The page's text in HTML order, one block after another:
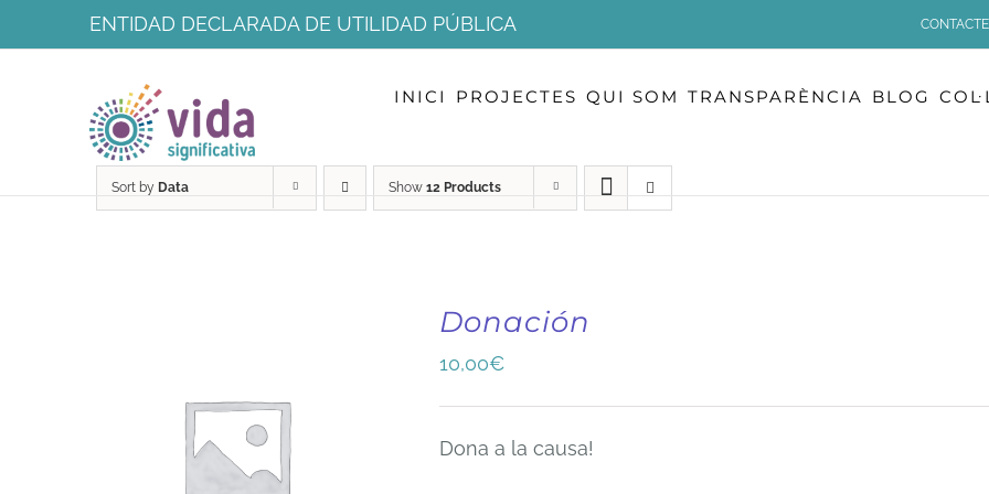
ENTIDAD DECLARADA DE UTILIDAD PÚBLICA CONTACTE
INICI PROJECTES QUI SOM TRANSPARÈNCIA BLOG
Sort by Data Show 12 Products
Donación
10,00€
Dona a la causa!